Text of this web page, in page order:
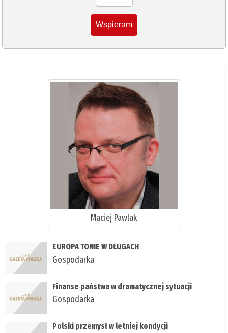
Wspieram
Maciej Pawlak
EUROPA TONIE W DŁUGACH
Gospodarka
Finanse państwa w dramatycznej sytuacji
Gospodarka
Polski przemysł w letniej kondycji